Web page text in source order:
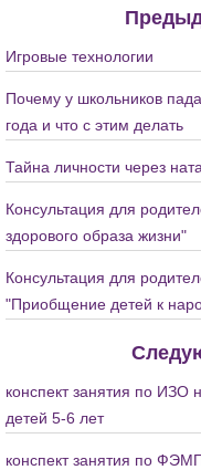
Игровые технологии
Почему у школьников
года и что с этим делать
Тайна личности через
Консультация для
здорового образа жизни"
Консультация для
"Приобщение детей к
конспект занятия по ИЗО
детей 5-6 лет
конспект занятия по